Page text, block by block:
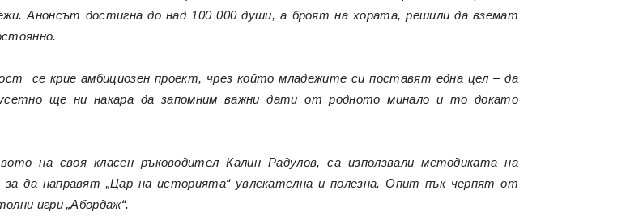
Анонсът достигна до над 100 000 души, а броят на хората, решили да вземат
се крие амбициозен проект, чрез който младежите си поставят една цел – да
ще ни накара да запомним важни дати от родното минало и то докато
на своя класен ръководител Калин Радулов, са използвали методиката на
за да направят „Цар на историята“ увлекателна и полезна. Опит пък черпят от
игри „Абордаж“.